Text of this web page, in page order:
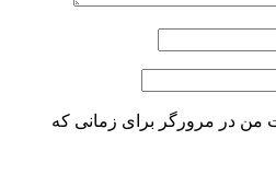
من در مرورگر برای زمانی که